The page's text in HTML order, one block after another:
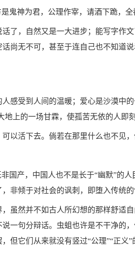
鬼神为君，公理作宰，请酒下跪，全
了，自然又是一大进步；能写字作
尚无不可，甚至于连自己也不知道
感受到人间的温暖；爱心是沙漠中
上的一场甘霖，使孤苦无依的人即
以活下去。倘若在那里什么也不见，
国产，中国人也不是长于“幽默”的
非倾于对社会的讽刺，即堕入传统的
虽然并不如古人所幻想的那样舒适
一句分辩话。虫蛆也许是不干净的
但它们从来就没有竖过“公理”“正义